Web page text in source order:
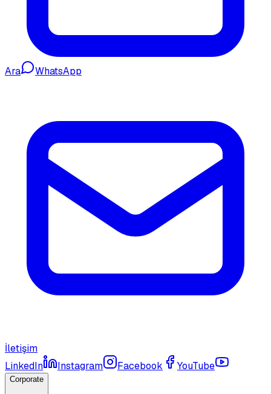
Ara WhatsApp
İletişim
LinkedIn
Instagram Facebook YouTube
Corporate